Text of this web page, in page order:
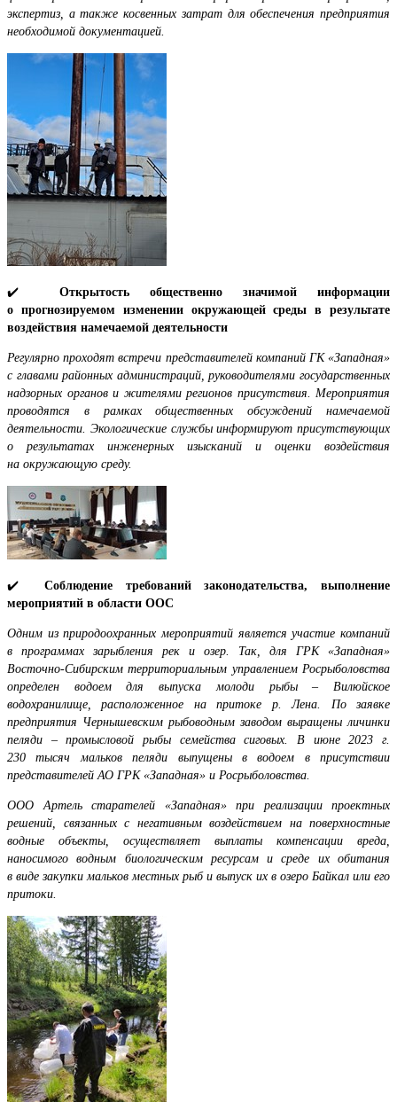
экспертиз, а также косвенных затрат для обеспечения предприятия
необходимой документацией.
✔️ Открытость общественно значимой информации
о прогнозируемом изменении окружающей среды в результате
воздействия намечаемой деятельности
Регулярно проходят встречи представителей компаний ГК «Западная»
с главами районных администраций, руководителями государственных
надзорных органов и жителями регионов присутствия. Мероприятия
проводятся в рамках общественных обсуждений намечаемой
деятельности. Экологические службы информируют присутствующих
о результатах инженерных изысканий и оценки воздействия
на окружающую среду.
✔️
Соблюдение требований законодательства, выполнение
мероприятий в области ООС
Одним из природоохранных мероприятий является участие компаний
в программах зарыбления рек и озер. Так, для ГРК «Западная»
Восточно-Сибирским территориальным управлением Росрыболовства
определен водоем для выпуска молоди рыбы – Вилюйское
водохранилище, расположенное на притоке р. Лена. По заявке
предприятия Чернышевским рыбоводным заводом выращены личинки
пеляди – промысловой рыбы семейства сиговых. В июне 2023 г.
230 тысяч мальков пеляди выпущены в водоем в присутствии
представителей АО ГРК «Западная» и Росрыболовства.
ООО Артель старателей «Западная» при реализации проектных
решений, связанных с негативным воздействием на поверхностные
водные объекты, осуществляет выплаты компенсации вреда,
наносимого водным биологическим ресурсам и среде их обитания
в виде закупки мальков местных рыб и выпуск их в озеро Байкал или его
притоки.